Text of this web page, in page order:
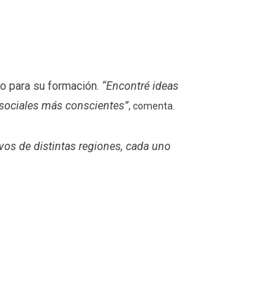
para su formación. “Encontré ideas
más conscientes”, comenta.
de distintas regiones, cada uno